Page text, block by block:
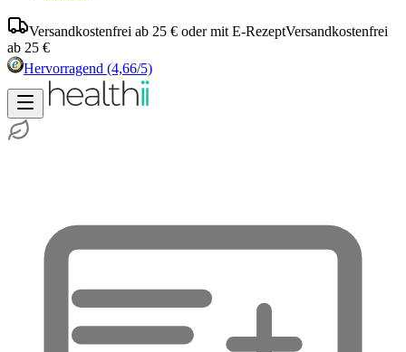
Versandkostenfrei ab 25 € oder mit E-RezeptVersandkostenfrei
ab 25 €
Hervorragend (4,66/5)